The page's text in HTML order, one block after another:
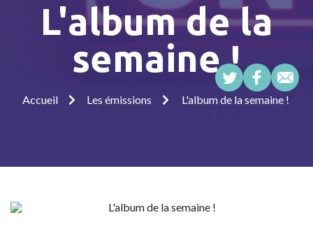
L'album de la
semaine !
Accueil Les émissions L'album de la semaine !